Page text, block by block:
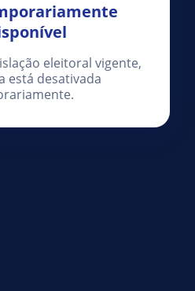
eleitoral vigente,
está desativada